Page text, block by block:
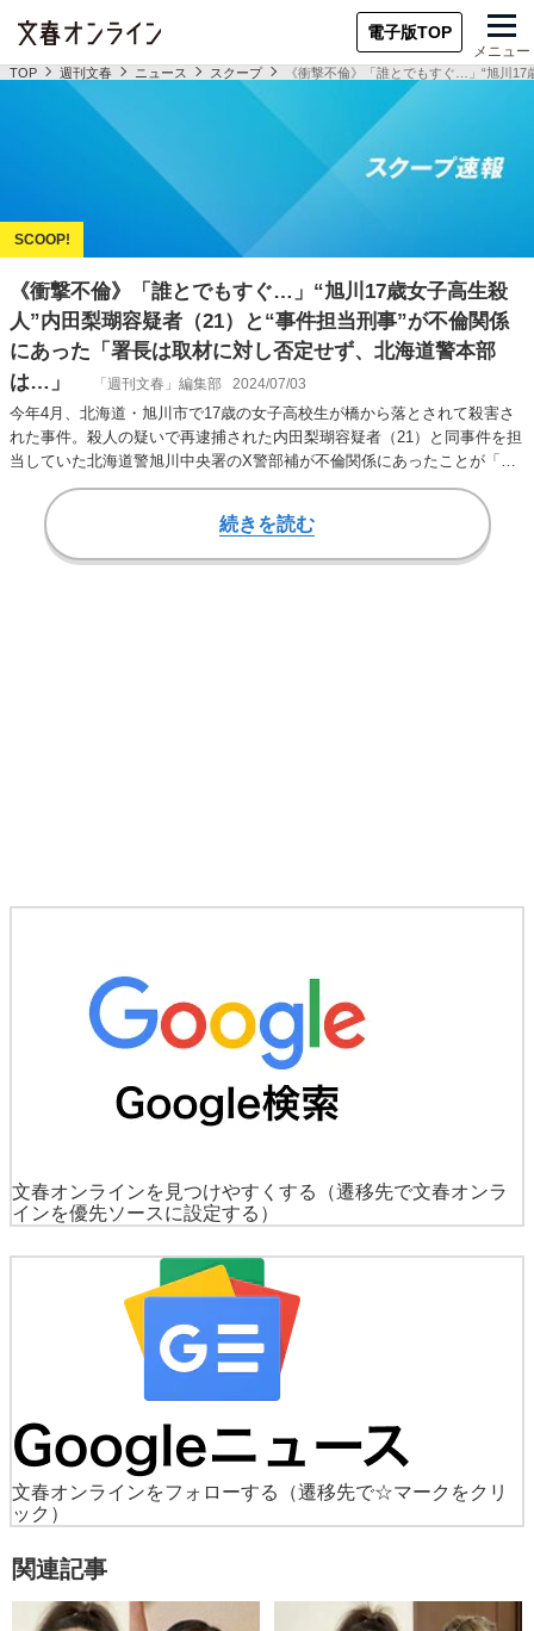
電子版TOP
メニュー
TOP 週刊文春 ニュース スクープ 《衝撃不倫》「誰とでもすぐ…」“旭川
《衝撃不倫》「誰とでもすぐ…」“旭川17歳女子高生殺
人”内田梨瑚容疑者（21）と“事件担当刑事”が不倫関係
にあった「署長は取材に対し否定せず、北海道警本部
は…」
「週刊文春」編集部 2024/07/03
今年4月、北海道・旭川市で17歳の女子高校生が橋から落とされて殺害さ
れた事件。殺人の疑いで再逮捕された内田梨瑚容疑者（21）と同事件を担
当していた北海道警旭川中央署のX警部補が不倫関係にあったことが「週
刊文春」の取…
続きを読む
文春オンラインを見つけやすくする
（遷移先で文春オンラ
インを優先ソースに設定する）
文春オンラインをフォローする
（遷移先で☆マークをクリ
ック）
関連記事